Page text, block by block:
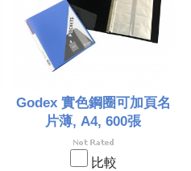
Godex 實色鋼圈可加頁名
片薄, A4, 600張
比較